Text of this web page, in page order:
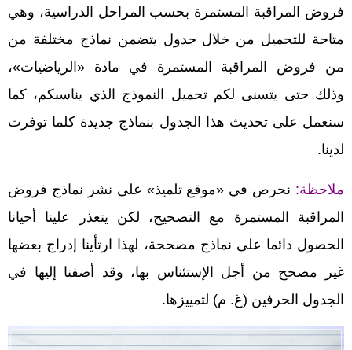
فروض المراقبة المستمرة بحسب المراحل الدراسية، وهي
متاحة للتحميل من خلال جدول يتضمن نماذج مختلفة من
من فروض المراقبة المستمرة في مادة «الرياضيات»،
وذلك حتى يتسنى لكم تحميل النموذج الذي يناسبكم، كما
سنعمل على تحديث هذا الجدول بنماذج جديدة كلما توفرت
لدينا.
ملاحظة: نحرص في «موقع تلميذ» على نشر نماذج فروض
المراقبة المستمرة مع التصحيح، لكن يتعذر علينا أحيانا
الحصول دائما على نماذج مصححة، لهذا ارتأينا إدراج بعضها
غير مصحح من أجل الإستئناس بها، وقد أضفنا إليها في
الجدول الحرفين (غ. م) لتمييزها.